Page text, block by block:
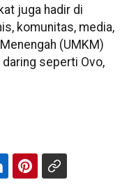
juga hadir di
komunitas, media,
(UMKM)
seperti Ovo,